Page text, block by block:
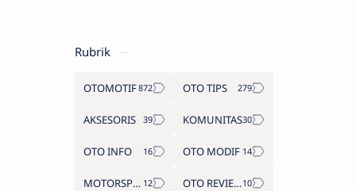
Rubrik
OTOMOTIF OTO TIPS
AKSESORIS KOMUNITAS
OTO INFO OTO MODIF
MOTORSPORT
OTO REVIEW